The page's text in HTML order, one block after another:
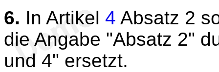
6. In Artikel 4 Absatz 2
die Angabe "Absatz 2"
und 4" ersetzt.